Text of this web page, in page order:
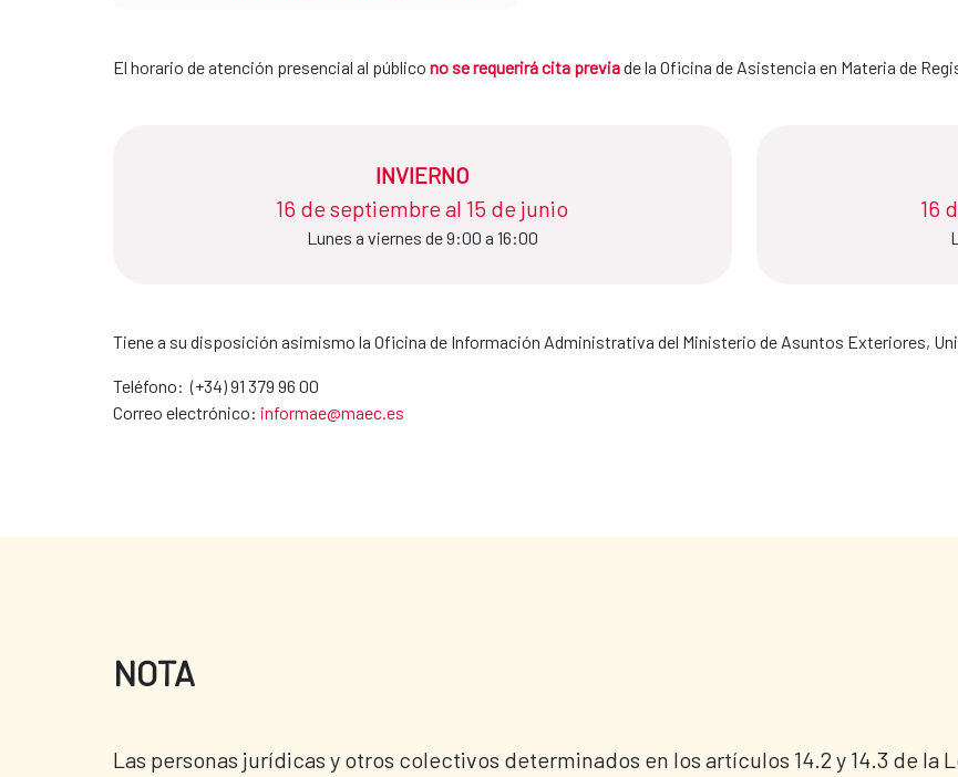
El horario de atención presencial al público no se requerirá cita previade la Oficina de Asistencia en Materia de
INVIERNO
16 de septiembre al 15 de junio​​​​​​​
Lunes a viernes de 9:00 a 16:00
16
Tiene a su disposición asimismo la Oficina de Información Administrativa del Ministerio de Asuntos Exteriores,
Teléfono: (+34) 91 379 96 00
Correo electrónico: informae@maec.es
NOTA
Las personas jurídicas y otros colectivos determinados en los artículos 14.2 y 14.3 de la